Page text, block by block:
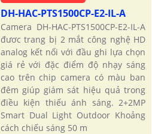
DH-HAC-PTS1500CP-E2-IL-A
Camera DH-HAC-PTS1500CP-E2-IL-A
đươc trang bị 2 mắt công nghệ HD
analog kết nối với đầu ghi lựa chọn
giá rẻ với đặc điểm độ nhạy sáng
cao trên chip camera có màu ban
đêm giúp giám sát hiệu quả trong
điều kiện thiếu ánh sáng. 2+2MP
Smart Dual Light Outdoor Khoảng
cách chiếu sáng 50 m